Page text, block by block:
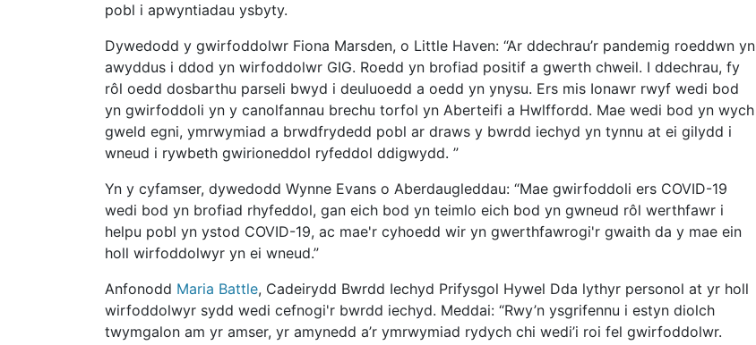
pobl i apwyntiadau ysbyty.
Dywedodd y gwirfoddolwr Fiona Marsden, o Little Haven: “Ar ddechrau’r pandemig roeddwn yn
awyddus i ddod yn wirfoddolwr GIG. Roedd yn brofiad positif a gwerth chweil. I ddechrau, fy
rôl oedd dosbarthu parseli bwyd i deuluoedd a oedd yn ynysu. Ers mis Ionawr rwyf wedi bod
yn gwirfoddoli yn y canolfannau brechu torfol yn Aberteifi a Hwlffordd. Mae wedi bod yn wych
gweld egni, ymrwymiad a brwdfrydedd pobl ar draws y bwrdd iechyd yn tynnu at ei gilydd i
wneud i rywbeth gwirioneddol ryfeddol ddigwydd. ”
Yn y cyfamser, dywedodd Wynne Evans o Aberdaugleddau: “Mae gwirfoddoli ers COVID-19
wedi bod yn brofiad rhyfeddol, gan eich bod yn teimlo eich bod yn gwneud rôl werthfawr i
helpu pobl yn ystod COVID-19, ac mae'r cyhoedd wir yn gwerthfawrogi'r gwaith da y mae ein
holl wirfoddolwyr yn ei wneud.”
Anfonodd Maria Battle, Cadeirydd Bwrdd Iechyd Prifysgol Hywel Dda lythyr personol at yr holl
wirfoddolwyr sydd wedi cefnogi'r bwrdd iechyd. Meddai: “Rwy’n ysgrifennu i estyn diolch
twymgalon am yr amser, yr amynedd a’r ymrwymiad rydych chi wedi’i roi fel gwirfoddolwr.